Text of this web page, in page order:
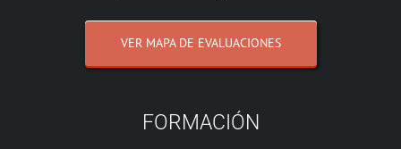
VER MAPA DE EVALUACIONES
FORMACIÓN